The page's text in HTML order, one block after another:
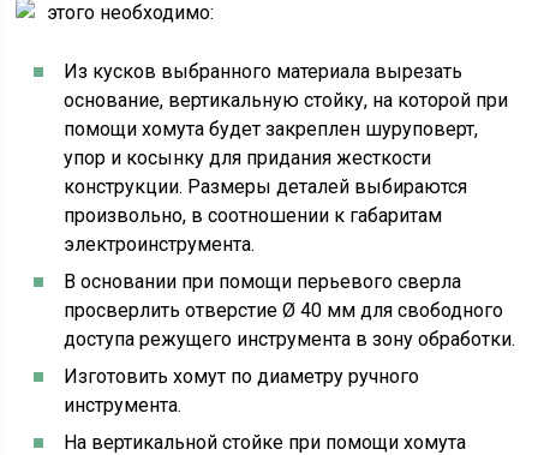
этого необходимо:
Из кусков выбранного материала вырезать
основание, вертикальную стойку, на которой при
помощи хомута будет закреплен шуруповерт,
упор и косынку для придания жесткости
конструкции. Размеры деталей выбираются
произвольно, в соотношении к габаритам
электроинструмента.
В основании при помощи перьевого сверла
просверлить отверстие Ø 40 мм для свободного
доступа режущего инструмента в зону обработки.
Изготовить хомут по диаметру ручного
инструмента.
На вертикальной стойке при помощи хомута